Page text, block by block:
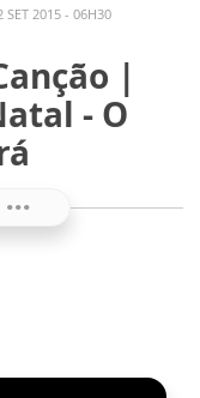
SET 2015 - 06H30
|
- O